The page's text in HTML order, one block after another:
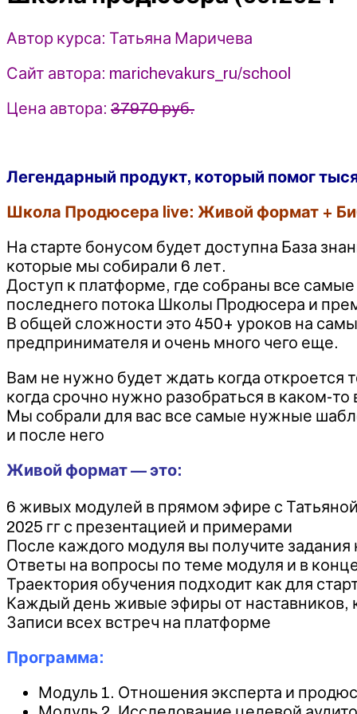
-
Маричева
Автор курса: Татьяна Маричева
Сайт автора: marichevakurs_ru/school
Цена автора: 37970 руб.
Легендарный продукт, который помог
Школа Продюсера live: Живой формат +
На старте бонусом будет доступна База
которые мы собирали 6 лет.
Доступ к платформе, где собраны все
последнего потока Школы Продюсера и
В общей сложности это 450+ уроков на
предпринимателя и очень много чего еще.
Вам не нужно будет ждать когда
когда срочно нужно разобраться в каком-
Мы собрали для вас все самые нужные
и после него
Живой формат — это:
6 живых модулей в прямом эфире с
2025 гг с презентацией и примерами
После каждого модуля вы получите задания
Ответы на вопросы по теме модуля и в
Траектория обучения подходит как для
Каждый день живые эфиры от наставников,
Записи всех встреч на платформе
Программа:
Модуль 1. Отношения эксперта и